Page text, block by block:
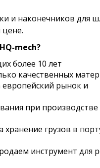
и наконечников для
mech?
более 10 лет
качественных
рынок и
при производстве
грузов в
инструмент для